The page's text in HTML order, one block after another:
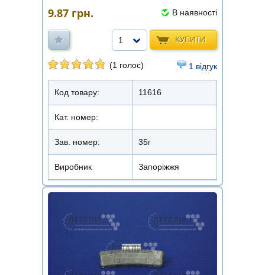
9.87 грн. В наявності
КУПИТИ
1
(1 голос) 1 відгук
Код товару: 11616
Кат. номер:
Зав. номер: 35г
Виробник Запоріжжя